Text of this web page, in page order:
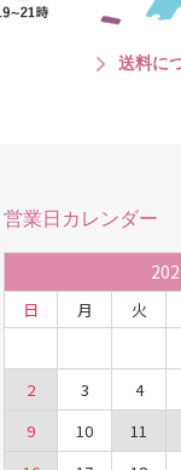
送料に
営業日カレンダー
日 月 火
2
3 4
9
10 11